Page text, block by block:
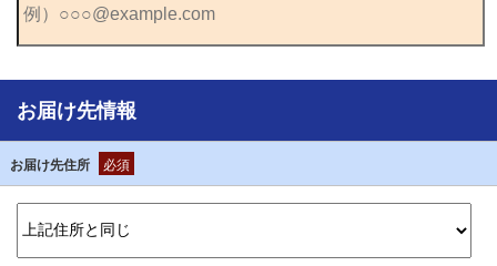
お届け先情報
お届け先住所 必須